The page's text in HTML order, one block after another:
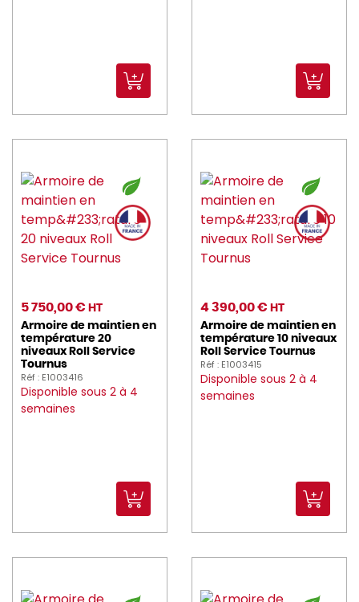
5 750,00 € HT
Armoire de maintien en
température 20
niveaux Roll Service
Tournus
Réf : E1003416
Disponible sous 2 à 4
semaines
4 390,00 € HT
Armoire de maintien en
température 10 niveaux
Roll Service Tournus
Réf : E1003415
Disponible sous 2 à 4
semaines